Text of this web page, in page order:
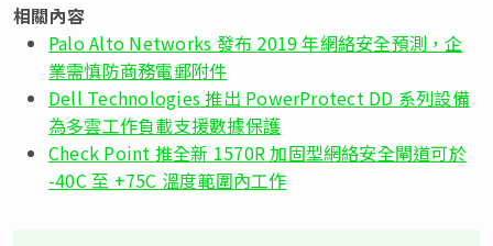
相關內容
Palo Alto Networks 發布 2019 年網絡安全預測，企
業需慎防商務電郵附件
Dell Technologies 推出 PowerProtect DD 系列設備
為多雲工作負載支援數據保護
Check Point 推全新 1570R 加固型網絡安全閘道可於
-40C 至 +75C 溫度範圍內工作